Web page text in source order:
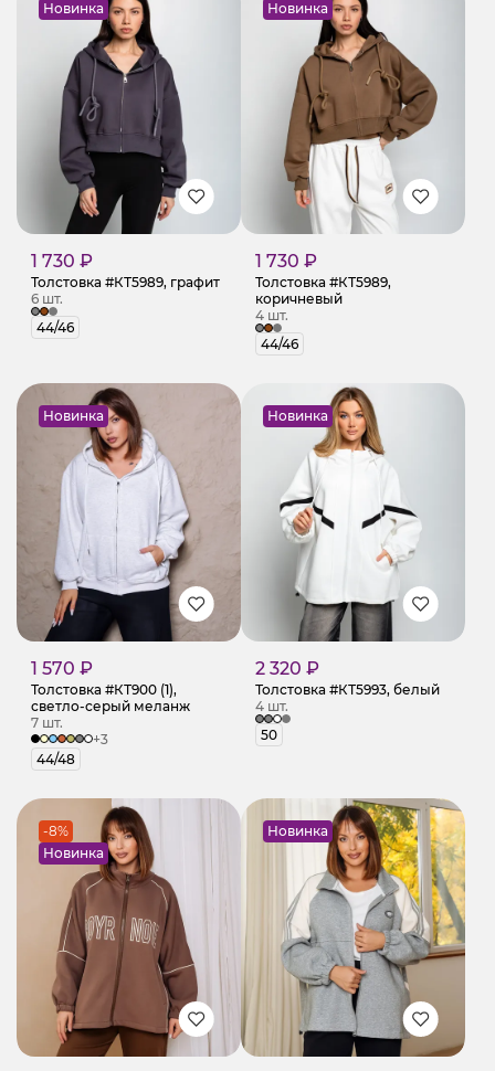
Новинка
1 730 ₽
Толстовка #КТ5989, графит
6 шт.
44/46
Новинка
1 730 ₽
Толстовка #КТ5989,
коричневый
4 шт.
44/46
Новинка
1 570 ₽
Толстовка #КТ900 (1),
светло-серый меланж
7 шт.
+3
44/48
Новинка
2 320 ₽
Толстовка #КТ5993, белый
4 шт.
50
-8%
Новинка
Новинка